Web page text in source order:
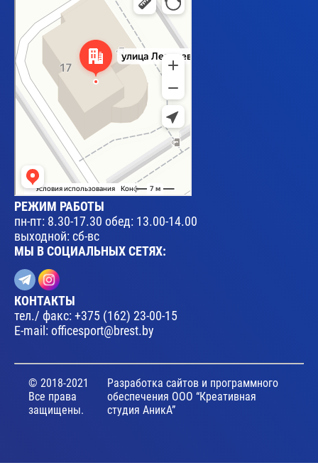
РЕЖИМ РАБОТЫ
пн-пт: 8.30-17.30 обед: 13.00-14.00
выходной: сб-вс
МЫ В СОЦИАЛЬНЫХ СЕТЯХ:
КОНТАКТЫ
тел./ факс:+375 (162) 23-00-15
E-mail: officesport@brest.by
© 2018-2021
Все права
защищены.
Разработка сайтов и программного
обеспечения ООО “Креативная
студия АникА”